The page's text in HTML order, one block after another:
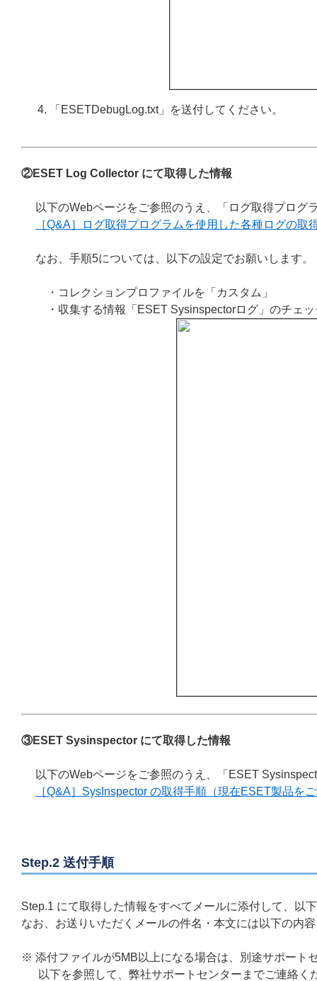
「ESETDebugLog.txt」を送付してください。
②ESET Log Collector にて取得した情報
以下のWebページをご参照のうえ、「ログ取得プログ
［Q&A］ログ取得プログラムを使用した各種ログの取
なお、手順5については、以下の設定でお願いします。
・コレクションプロファイルを「カスタム」
・収集する情報「ESET Sysinspectorログ」のチェ
③ESET Sysinspector にて取得した情報
以下のWebページをご参照のうえ、「ESET
［Q&A］SysInspector の取得手順（現在ESET製品を
Step.2 送付手順
Step.1 にて取得した情報をすべてメールに添付して、以
なお、お送りいただくメールの件名・本文には以下の内
※ 添付ファイルが5MB以上になる場合は、別途サポート
以下を参照して、弊社サポートセンターまでご連絡く